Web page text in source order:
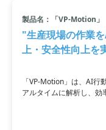
製品名：「VP-Motion」
"生産現場の作業
上・安全性向上を
「VP-Motion」は、AI行
アルタイムに解析し、効
のシステムは、任意の
をもとに、対象の人物